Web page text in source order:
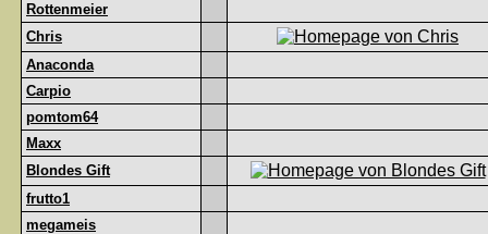
Rottenmeier
Chris
Anaconda
Carpio
pomtom64
Maxx
Blondes Gift
frutto1
megameis